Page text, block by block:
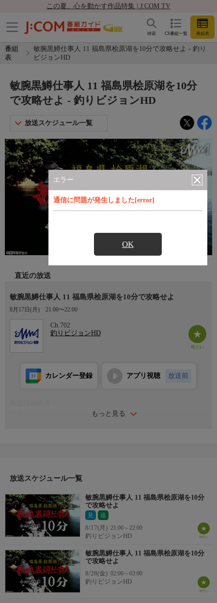
この夏、心を動かす作品特集 | J:COM TV
CS番組一覧 番組表
検索
番組
表
敏腕黒鱒仕事人 11 福島県桧原湖を10分で攻略せよ - 釣り
ビジョンHD
エラー
通信に問題が発生しました[error]
OK
敏腕黒鱒仕事人 11 福島県桧原湖を10分
で攻略せよ - 釣りビジョンHD
放送スケジュール一覧
直近の放送
敏腕黒鱒仕事人 11 福島県桧原湖を10分で攻略せよ
8月17日(月) 21:00〜22:00
Ch.702
釣りビジョンHD
もっと見る
カレンダー登録 アプリ視聴 放送前
か10分という厳しい条件の中、仕事人が魅せる。＊出演者：折金
放送スケジュール一覧
敏腕黒鱒仕事人 11 福島県桧原湖を10分
で攻略せよ
見 追
8/17(月) 21:00～22:00
釣りビジョンHD
敏腕黒鱒仕事人 11 福島県桧原湖を10分
で攻略せよ
8/28(金) 02:00～03:00
釣りビジョンHD